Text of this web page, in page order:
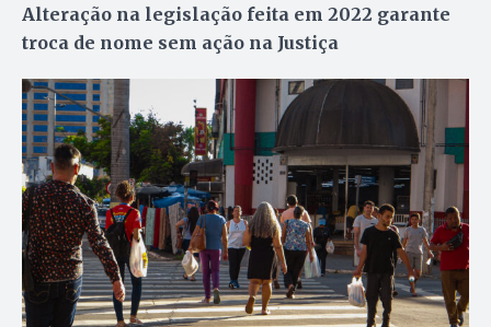
Alteração na legislação feita em 2022 garante
troca de nome sem ação na Justiça